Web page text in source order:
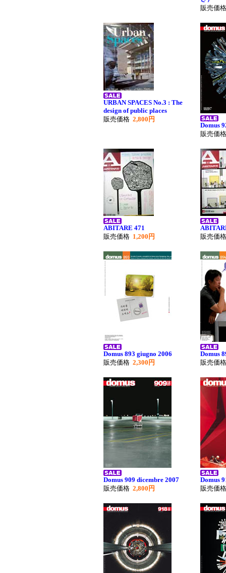
販売価
URBAN SPACES No.3 : The
design of public places
販売価格 2,800円
Domus
販売価
ABITARE 471
販売価格 1,200円
販売価
Domus 893 giugno 2006
販売価格 2,300円
Domus
販売価
Domus 909 dicembre 2007
販売価格 2,800円
Domus
販売価